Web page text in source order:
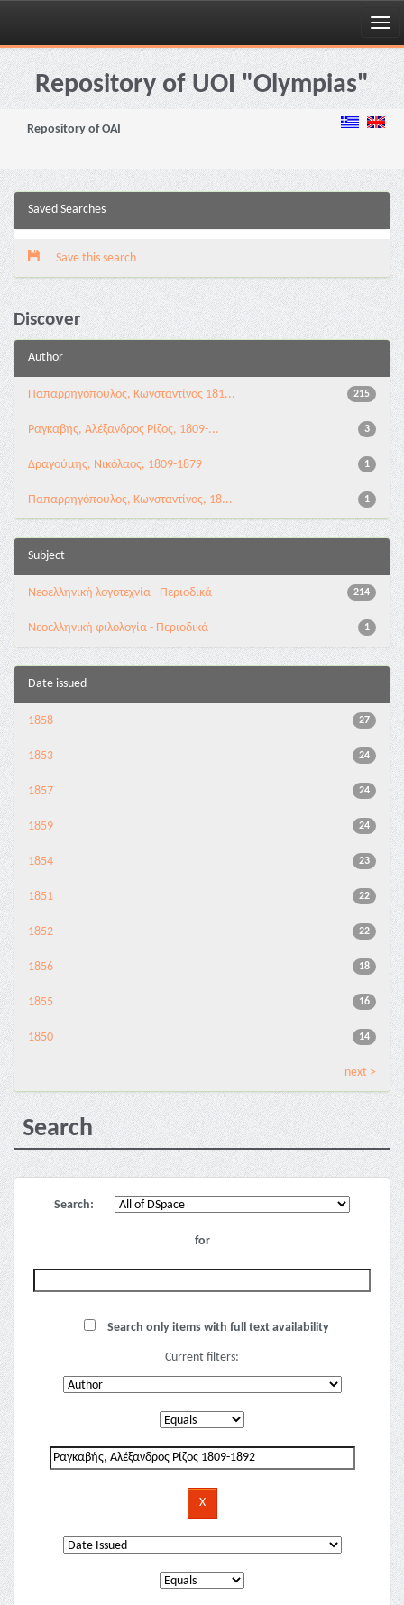
Skip
navigationRepository of UOI "Olympias"
Repository of OAI
Saved Searches
Save this search
Discover
Author
215
Παπαρρηγόπουλος, Κωνσταντίνος 181...
3
Ραγκαβής, Αλέξανδρος Ρίζος, 1809-...
1
Δραγούμης, Νικόλαος, 1809-1879
1
Παπαρρηγόπουλος, Κωνσταντίνος, 18...
Subject
214
Νεοελληνική λογοτεχνία - Περιοδικά
1
Νεοελληνική φιλολογία - Περιοδικά
Date issued
27
1858
24
1853
24
1857
24
1859
23
1854
22
1851
22
1852
18
1856
16
1855
14
1850
next >
Search
Search:
for
Search only items with full text availability
Current filters: